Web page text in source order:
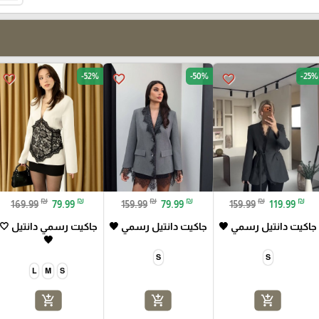
favorite_border -25%
159.99 ₪ 119.99 ₪
جاكيت دانتيل رسمي 🖤
S
add_shopping_cart
favorite_border -50%
159.99 ₪ 79.99 ₪
جاكيت دانتيل رسمي 🖤
S
add_shopping_cart
favorite_border -52%
169.99 ₪ 79.99 ₪
جاكيت رسمي دانتيل 🤍
🖤
S
M
L
add_shopping_cart